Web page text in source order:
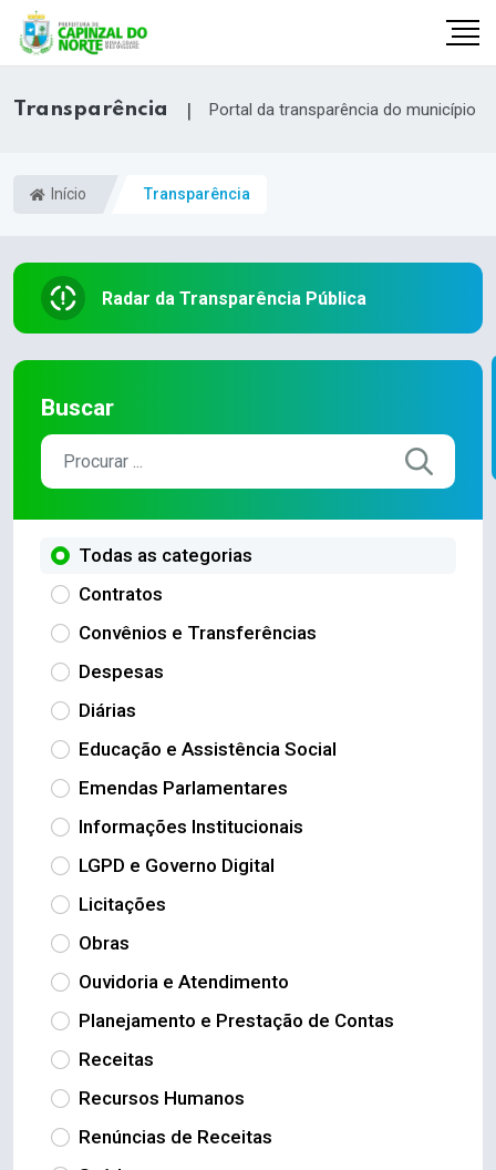
Transparência | Portal da transparência do município
Início Transparência
Radar da Transparência Pública
Buscar
Todas as categorias
Contratos
Convênios e Transferências
Despesas
Diárias
Educação e Assistência Social
Emendas Parlamentares
Informações Institucionais
LGPD e Governo Digital
Licitações
Obras
Ouvidoria e Atendimento
Planejamento e Prestação de Contas
Receitas
Recursos Humanos
Renúncias de Receitas